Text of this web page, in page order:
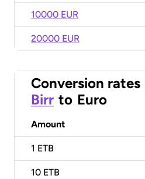
10000 EUR
20000 EUR
Conversion rates
Birr to Euro
Amount
1 ETB
10 ETB